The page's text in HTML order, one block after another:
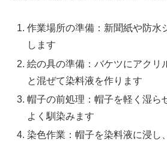
作業場所の準備：新聞紙や防水
します
絵の具の準備：バケツにアクリ
と混ぜて染料液を作ります
帽子の前処理：帽子を軽く湿ら
よく馴染みます
染色作業：帽子を染料液に浸し